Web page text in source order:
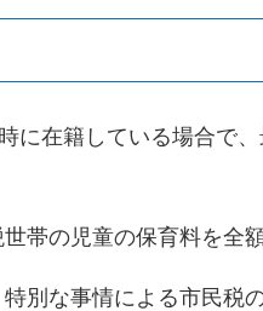
に在籍している場合で
帯の児童の保育料を全
別な事情による市民税